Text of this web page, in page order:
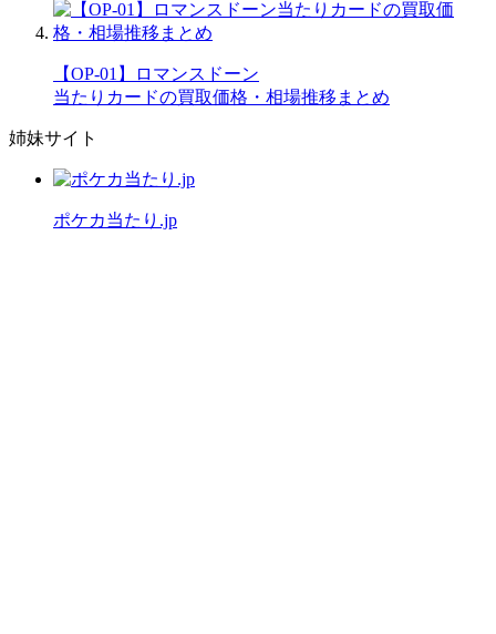
【OP-01】ロマンスドーン
当たりカードの買取価格・相場推移まとめ
姉妹サイト
ポケカ当たり.jp